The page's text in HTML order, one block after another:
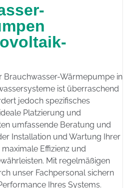
Brauchwasser-Wärmepumpe in
ist überraschend
jedoch spezifisches
Platzierung und
umfassende Beratung und
Installation und Wartung Ihrer
Effizienz und
Mit regelmäßigen
unser Fachpersonal sichern
Ihres Systems.